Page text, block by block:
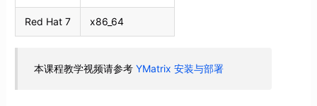
Red Hat 7 x86_64
本课程教学视频请参考YMatrix 安装与部署